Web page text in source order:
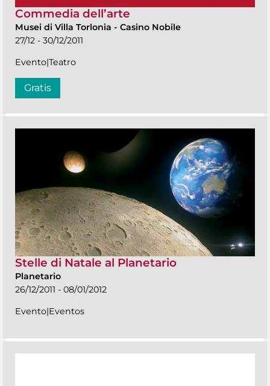
Commedia dell’arte
Musei di Villa Torlonia - Casino Nobile
27/12 - 30/12/2011
Evento|Teatro
Gratis
Stelle di Natale al Planetario
Planetario
26/12/2011 - 08/01/2012
Evento|Eventos